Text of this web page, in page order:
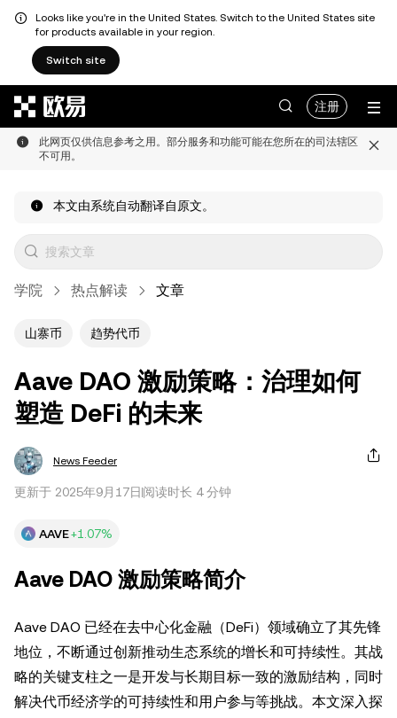
Looks like you're in the United States. Switch to the United States site
for products available in your region.
Switch site
注册
此网页仅供信息参考之用。部分服务和功能可能在您所在的司法辖区
不可用。
本文由系统自动翻译自原文。
学院 热点解读 文章
山寨币 趋势代币
Aave DAO 激励策略：治理如何
塑造 DeFi 的未来
News Feeder
更新于 2025年9月17日 阅读时长 4 分钟
AAVE+1.07%
Aave DAO 激励策略简介
Aave DAO 已经在去中心化金融（DeFi）领域确立了其先锋
地位，不断通过创新推动生态系统的增长和可持续性。其战
略的关键支柱之一是开发与长期目标一致的激励结构，同时
解决代币经济学的可持续性和用户参与等挑战。本文深入探